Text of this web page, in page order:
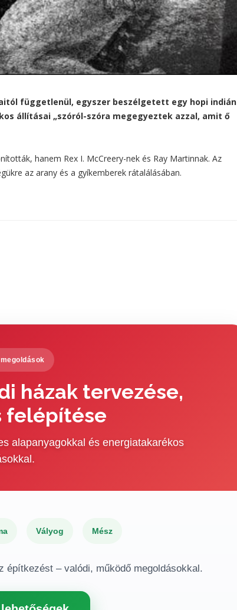
függetlenül, egyszer beszélgetett egy hopi indián
állításai „szóról-szóra megegyeztek azzal, amit ő
hanem Rex I. McCreery-nek és Ray Martinnak. Az
az arany és a gyíkemberek rátalálásában.
házak tervezése,
felépítése
alapanyagokkal és energiatakarékos
Vályog Mész
– valódi, működő megoldásokkal.